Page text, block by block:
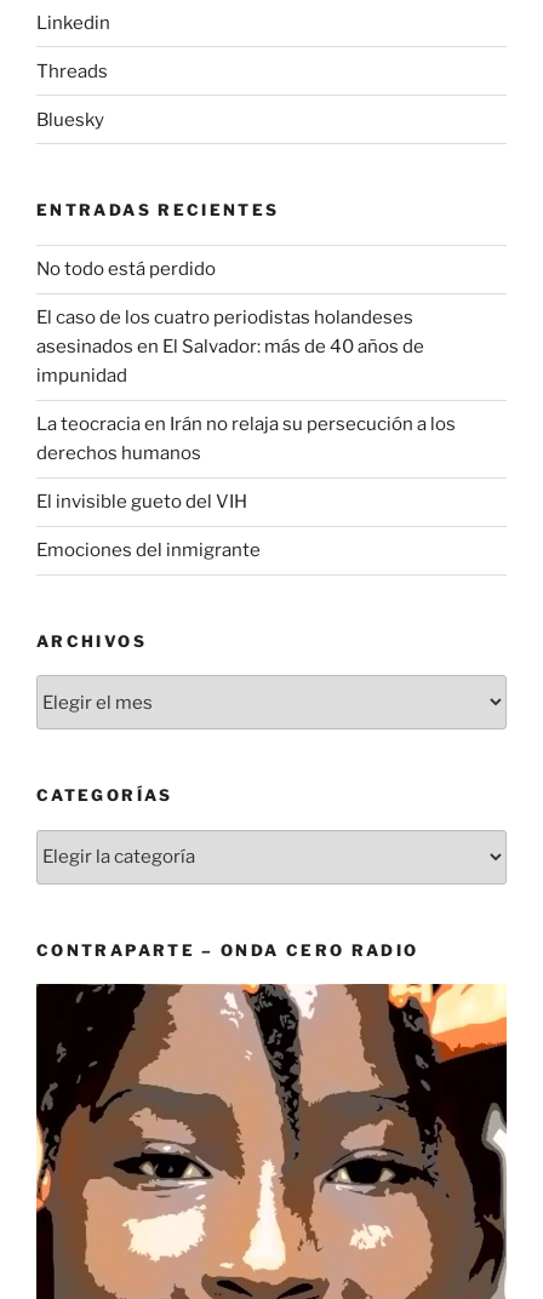
Linkedin
Threads
Bluesky
ENTRADAS RECIENTES
No todo está perdido
El caso de los cuatro periodistas holandeses
asesinados en El Salvador: más de 40 años de
impunidad
La teocracia en Irán no relaja su persecución a los
derechos humanos
El invisible gueto del VIH
Emociones del inmigrante
ARCHIVOS
CATEGORÍAS
CONTRAPARTE – ONDA CERO RADIO